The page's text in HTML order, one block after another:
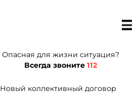
Опасная для жизни ситуация?
Всегда звоните112
Новый коллективный договор